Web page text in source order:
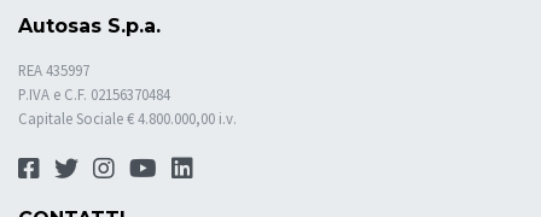
Autosas S.p.a.
REA 435997
P.IVA e C.F. 02156370484
Capitale Sociale € 4.800.000,00 i.v.